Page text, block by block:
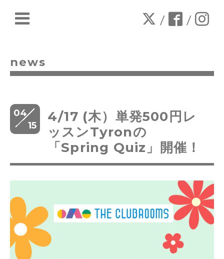
/ /
news
04
15
4/17 (木）単発500円レ
ッスンTyronの
「Spring Quiz」開催！